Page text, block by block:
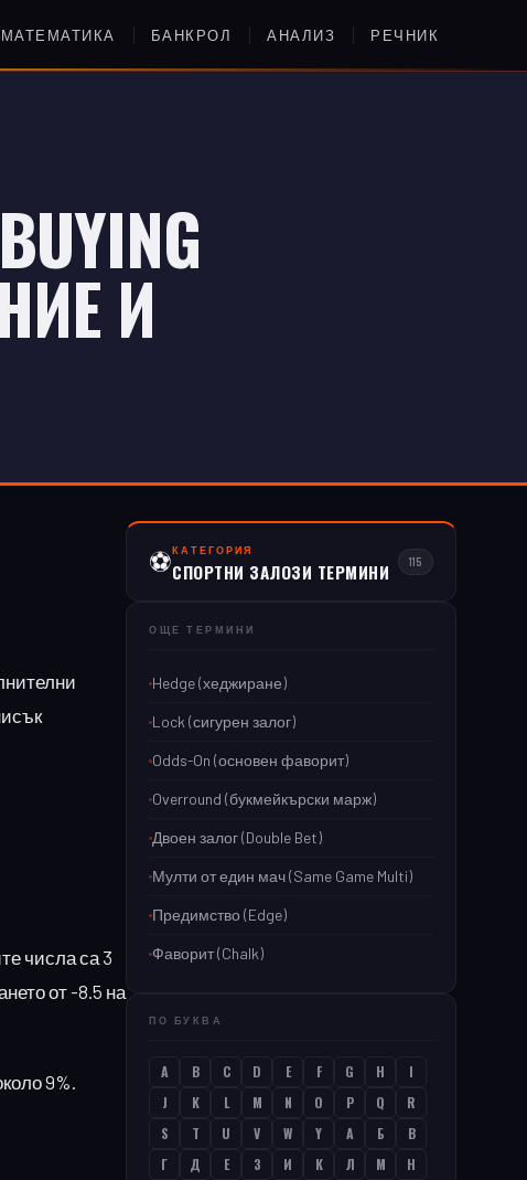
МАТЕМАТИКА БАНКРОЛ АНАЛИЗ РЕЧНИК
И
числа са 3
от -8.5 на
9%.
⚽КАТЕГОРИЯ
СПОРТНИ ЗАЛОЗИ ТЕРМИНИ 115
ОЩЕ ТЕРМИНИ
Hedge (хеджиране)
Lock (сигурен залог)
Odds-On (основен фаворит)
Overround (букмейкърски марж)
Двоен залог (Double Bet)
Мулти от един мач (Same Game Multi)
Предимство (Edge)
Фаворит (Chalk)
ПО БУКВА
A B C D E F G H
I
J
K L M N O P Q
R
S
T U V W Y А Б
В
Г
Д Е З И К Л М
Н